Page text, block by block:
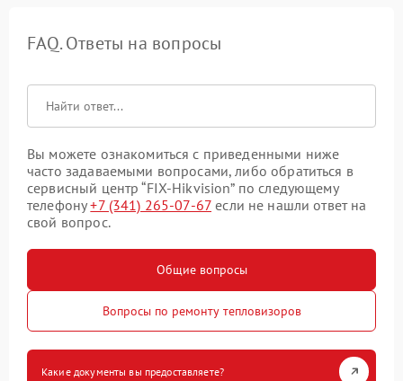
FAQ. Ответы на вопросы
Вы можете ознакомиться с приведенными ниже
часто задаваемыми вопросами, либо обратиться в
сервисный центр “FIX-Hikvision” по следующему
телефону+7 (341) 265-07-67 если не нашли ответ на
свой вопрос.
Общие вопросы
Вопросы по ремонту тепловизоров
Какие документы вы предоставляете?